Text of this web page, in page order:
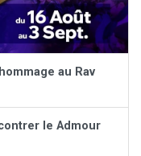
au Rav
le Admour